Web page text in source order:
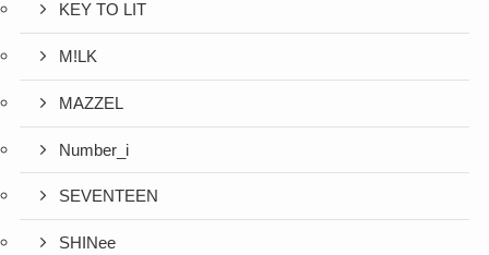
KEY TO LIT
M!LK
MAZZEL
Number_i
SEVENTEEN
SHINee